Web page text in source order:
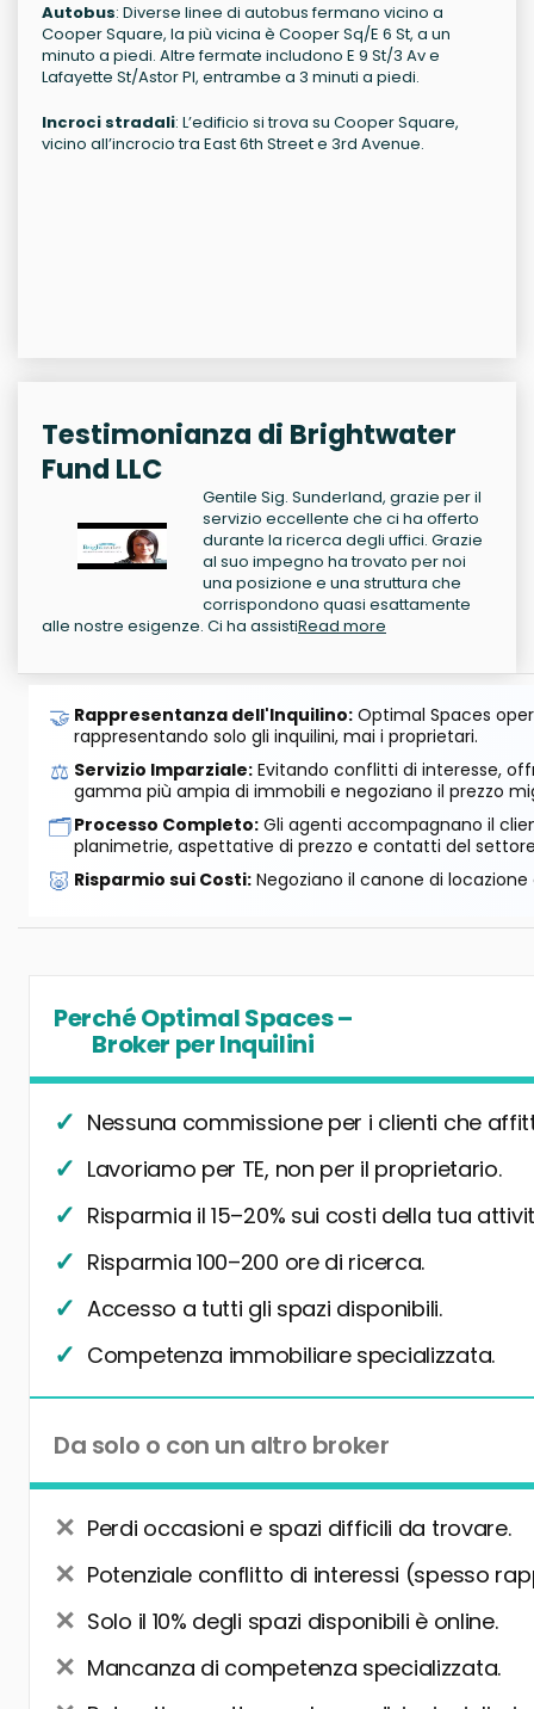
Autobus: Diverse linee di autobus fermano vicino a
Cooper Square, la più vicina è Cooper Sq/E 6 St, a un
minuto a piedi. Altre fermate includono E 9 St/3 Av e
Lafayette St/Astor Pl, entrambe a 3 minuti a piedi.
Incroci stradali: L’edificio si trova su Cooper Square,
vicino all’incrocio tra East 6th Street e 3rd Avenue.
Testimonianza di Brightwater
Fund LLC
Gentile Sig. Sunderland, grazie per il
servizio eccellente che ci ha offerto
durante la ricerca degli uffici. Grazie
al suo impegno ha trovato per noi
una posizione e una struttura che
corrispondono quasi esattamente
alle nostre esigenze. Ci ha assistiRead more
🤝 Rappresentanza dell'Inquilino: Optimal Spaces
rappresentando solo gli inquilini, mai i proprietari.
⚖️ Servizio Imparziale: Evitando conflitti di interesse,
gamma più ampia di immobili e negoziano il prezzo
🗂️Processo Completo: Gli agenti accompagnano il
planimetrie, aspettative di prezzo e contatti del
🐷 Risparmio sui Costi: Negoziano il canone di
Perché Optimal Spaces –
Broker per Inquilini
Nessuna commissione per i clienti che
Lavoriamo per TE, non per il proprietario.
Risparmia il 15–20% sui costi della tua
Risparmia 100–200 ore di ricerca.
Accesso a tutti gli spazi disponibili.
Competenza immobiliare specializzata.
Da solo o con un altro broker
Perdi occasioni e spazi difficili da trovare.
Potenziale conflitto di interessi (spesso
Solo il 10% degli spazi disponibili è online.
Mancanza di competenza specializzata.